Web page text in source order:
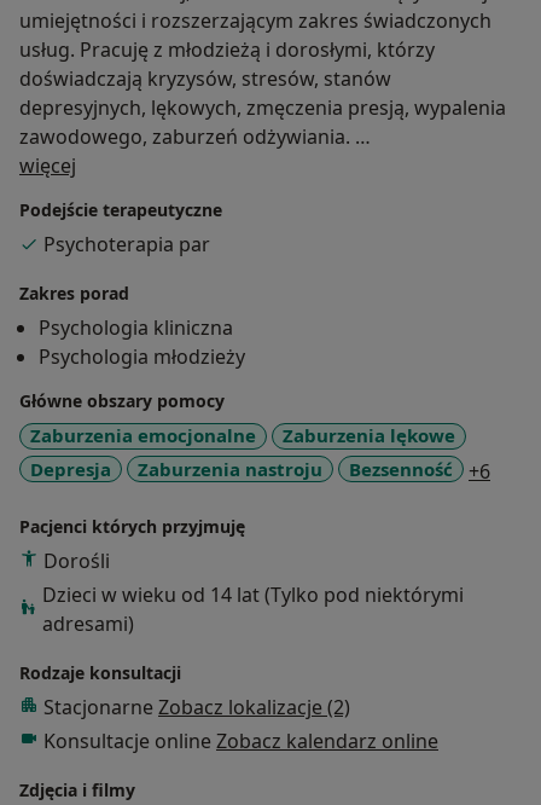
umiejętności i rozszerzającym zakres świadczonych
usług. Pracuję z młodzieżą i dorosłymi, którzy
doświadczają kryzysów, stresów, stanów
depresyjnych, lękowych, zmęczenia presją, wypalenia
zawodowego, zaburzeń odżywiania.
ZAPRASZAM: jeżeli czujesz, że coraz trudniej radzisz
sobie z życiem, jeżeli paraliżuje Cię stres przed
egzaminami, szkołą i w innych sytuacjach, jeżeli chcesz
zmiany lub rozwoju, jeżeli chcesz ustalić cele i
poszukać drogi ich realizacji.
W moim gabinecie znajdziesz empatyczne wsparcie,
odkryjesz zasoby, które pozwolą rozpocząć i
skutecznie przeprowadzić proces zmian.
W swojej pracy wykorzystuję filozofię TSR oraz dialog
motywujący jako narzędzia, które pozwalają znaleźć
rozwiązanie osobie doświadczającej trudności. Jestem
bardzo uważnym słuchaczem, któremu bliskie są
trudności, jakich doświadcza młodzież oraz dorośli. W
ramach swojej praktyki prowadzę spotkania
indywidualne w gabinecie (okolice Siedlec) oraz w
„wirtualnym gabinecie” online.
Ukończyłam studia psychologiczne w Akademii
Ekonomiczno-Humanistycznej w Warszawie. Swoją
wiedzę i umiejętności systematycznie pogłębiam
poprzez różne formy doskonalenia: studia
podyplomowe (Psychodietetyka, Seksuologia kliniczna,
więcej
Podejście terapeutyczne
Psychoterapia par
Zakres porad
Psychologia kliniczna
Psychologia młodzieży
Główne obszary pomocy
Zaburzenia emocjonalne
Zaburzenia lękowe
Depresja
Zaburzenia nastroju Bezsenność +6
Pacjenci których przyjmuję
Dorośli
Dzieci w wieku od 14 lat (Tylko pod niektórymi
adresami)
Rodzaje konsultacji
Stacjonarne Zobacz lokalizacje (2)
Konsultacje online Zobacz kalendarz online
Zdjęcia i filmy